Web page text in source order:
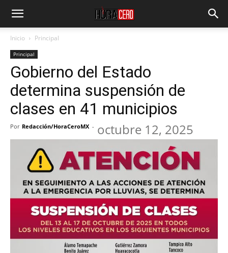
Inicio Principal
Principal
Gobierno del Estado
determina suspensión de
clases en 41 municipios
Por Redacción/HoraCeroMX - octubre 12, 2025